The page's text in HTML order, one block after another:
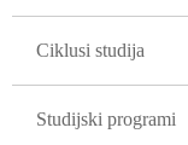
Ciklusi studija
Studijski programi